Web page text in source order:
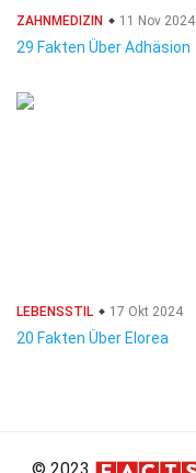
ZAHNMEDIZIN 11 Nov 2024
29 Fakten Über Adhäsion
LEBENSSTIL 17 Okt 2024
20 Fakten Über Elorea